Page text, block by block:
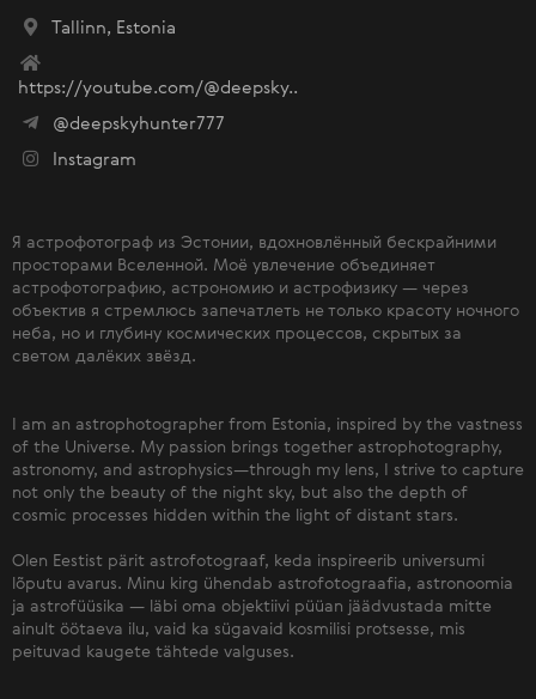
Tallinn, Estonia
https://youtube.com/@deepsky..
@deepskyhunter777
Instagram
Я астрофотограф из Эстонии, вдохновлённый бескрайними
просторами Вселенной. Моё увлечение объединяет
астрофотографию, астрономию и астрофизику — через
объектив я стремлюсь запечатлеть не только красоту ночного
неба, но и глубину космических процессов, скрытых за
светом далёких звёзд.
I am an astrophotographer from Estonia, inspired by the vastness
of the Universe. My passion brings together astrophotography,
astronomy, and astrophysics—through my lens, I strive to capture
not only the beauty of the night sky, but also the depth of
cosmic processes hidden within the light of distant stars.
Olen Eestist pärit astrofotograaf, keda inspireerib universumi
lõputu avarus. Minu kirg ühendab astrofotograafia, astronoomia
ja astrofüüsika — läbi oma objektiivi püüan jäädvustada mitte
ainult öötaeva ilu, vaid ka sügavaid kosmilisi protsesse, mis
peituvad kaugete tähtede valguses.